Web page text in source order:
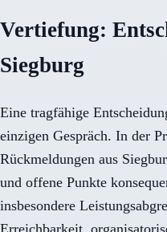
Vertiefung:
Siegburg
Eine tragfähige
einzigen Gespräch. In der
Rückmeldungen aus
und offene Punkte
insbesondere
Erreichbarkeit,